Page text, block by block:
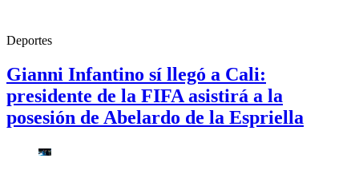
Deportes
Gianni Infantino sí llegó a Cali:
presidente de la FIFA asistirá a la
posesión de Abelardo de la Espriella